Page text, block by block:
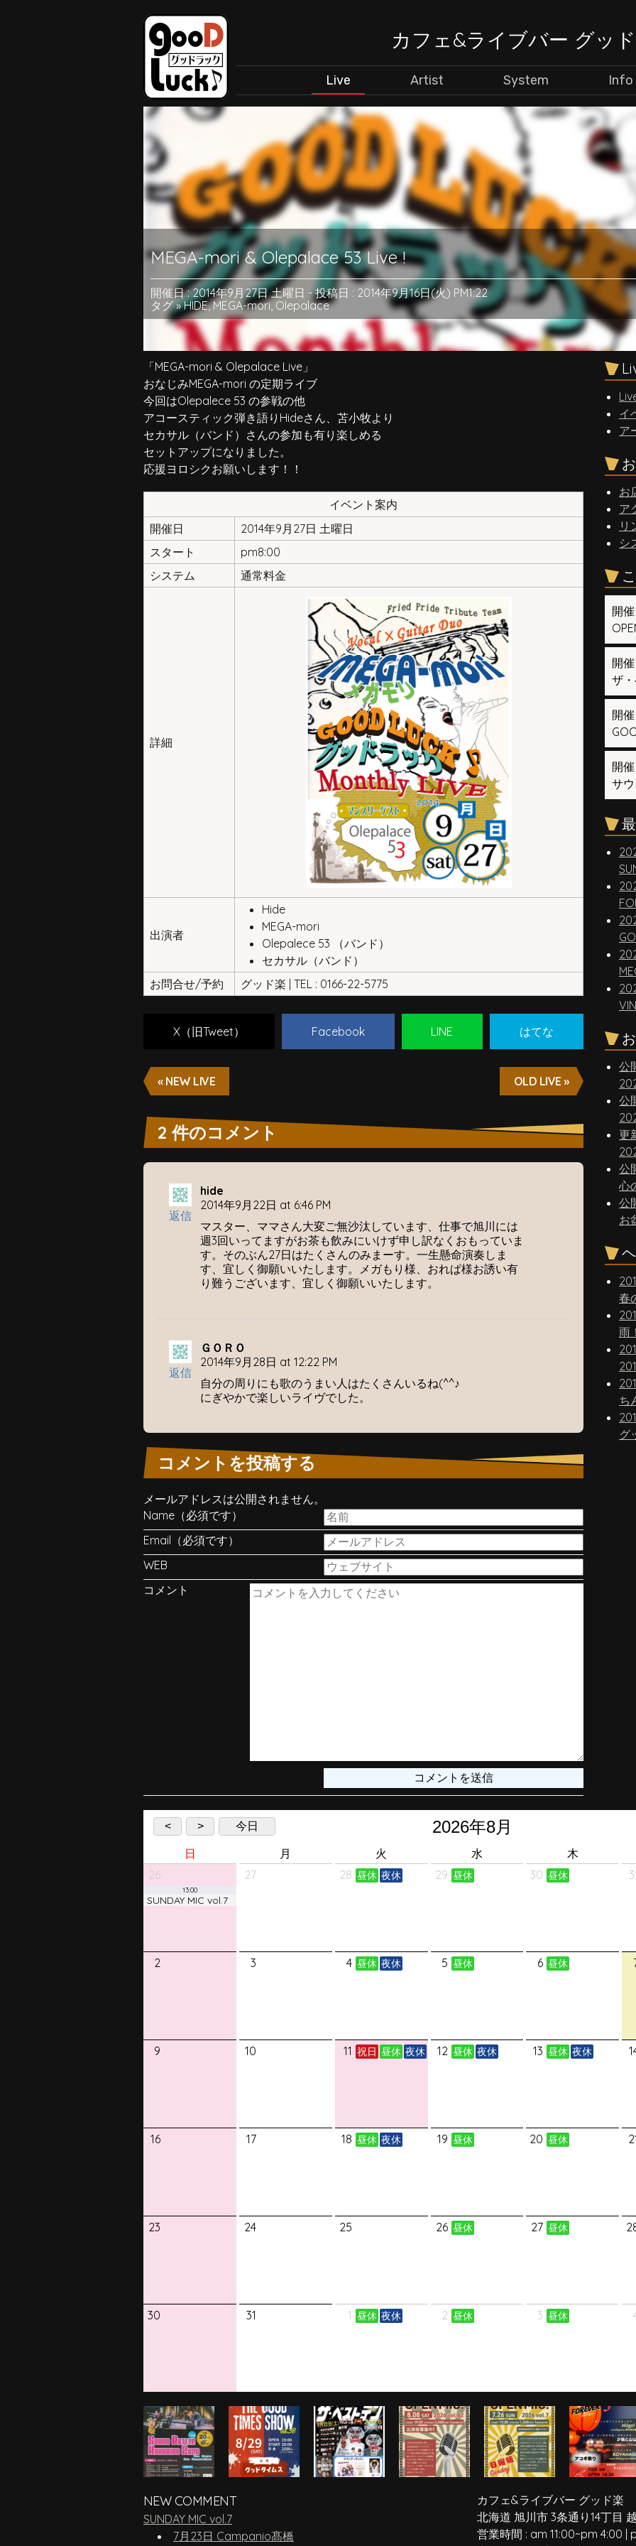
カフェ&ライブバー グッ
Live Artist System Info
MEGA-mori & Olepalace 53 Live !
開催日 : 2014年9月27日 土曜日 -投稿日 : 2014年9月16日(火) PM1:22
タグ »HIDE,MEGA-mori, Olepalace
「MEGA-mori & Olepalace Live」
おなじみMEGA-mori の定期ライブ
今回はOlepalece 53 の参戦の他
アコースティック弾き語りHideさん、苫小牧より
セカサル（バンド）さんの参加も有り楽しめる
セットアップになりました。
応援ヨロシクお願いします！！
イベント案内
開催日
2014年9月27日 土曜日
スタート
pm8:00
システム
通常料金
詳細
出演者
Hide
MEGA-mori
Olepalece 53 （バンド）
セカサル（バンド）
お問合せ/予約
グッド楽 | TEL : 0166-22-5775
X（旧Tweet） Facebook LINE はてな
« NEW LIVE OLD LIVE »
2 件のコメント
hide
2014年9月22日 at 6:46 PM
返信
マスター、ママさん大変ご無沙汰しています、仕事で旭川には
週3回いってますがお茶も飲みにいけず申し訳なくおもっていま
す。そのぶん27日はたくさんのみまーす。一生懸命演奏しま
す、宜しく御願いいたします。メガもり様、おれぱ様お誘い有
り難うございます、宜しく御願いいたします。
ＧＯＲＯ
2014年9月28日 at 12:22 PM
返信
自分の周りにも歌のうまい人はたくさんいるね(^^♪
にぎやかで楽しいライヴでした。
コメントを投稿する
メールアドレスは公開されません。
Name（必須です）
Email（必須です）
WEB
コメント
イ
ア
お
ア
リ
シ
開
開
ザ
開
開
サ
公
公
更
公
心
公
お
春
雨！
グ
< > 今日
日 月 火 水 木
26
13:00
SUNDAY MIC vol.7
27 28 昼休 夜休 29 昼休 30 昼休
2 3 4 昼休 夜休 5 昼休 6 昼休
9 10 11 祝日 昼休 夜休 12 昼休 夜休 13 昼休 夜休
16 17 18 昼休 夜休 19 昼休 20 昼休
23 24 25 26 昼休 27 昼休
30 31 1 昼休 夜休 2 昼休 3 昼休
NEW COMMENT
SUNDAY MIC vol.7
7月23日 Campanio髙橋
カフェ&ライブバー グッド楽
北海道 旭川市 3条通り14丁目
営業時間 : am 11:00~pm 4:00 |